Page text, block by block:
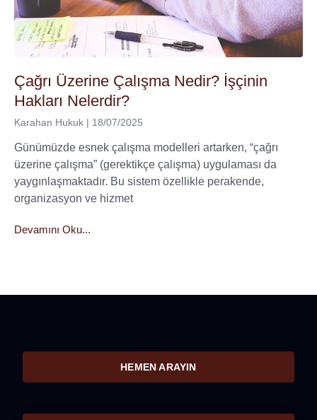
Çağrı Üzerine Çalışma Nedir? İşçinin
Hakları Nelerdir?
Karahan Hukuk 18/07/2025
Günümüzde esnek çalışma modelleri artarken, “çağrı
üzerine çalışma” (gerektikçe çalışma) uygulaması da
yaygınlaşmaktadır. Bu sistem özellikle perakende,
organizasyon ve hizmet
Devamını Oku...
HEMEN ARAYIN